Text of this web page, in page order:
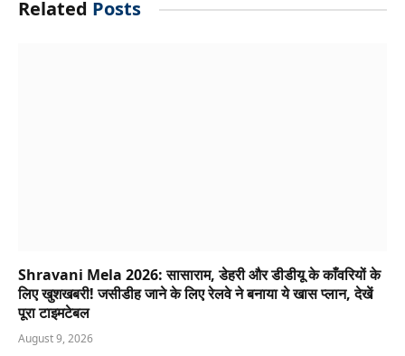
Related Posts
Shravani Mela 2026: सासाराम, डेहरी और डीडीयू के काँवरियों के
लिए खुशखबरी! जसीडीह जाने के लिए रेलवे ने बनाया ये खास प्लान, देखें
पूरा टाइमटेबल
August 9, 2026